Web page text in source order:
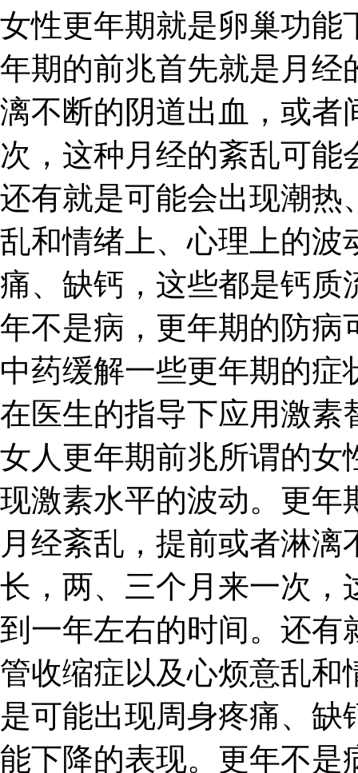
女性更年期就是卵巢功能
年期的前兆首先就是月经
漓不断的阴道出血，或者
次，这种月经的紊乱可
还有就是可能会出现潮热
乱和情绪上、心理上的波
痛、缺钙，这些都是钙质
年不是病，更年期的防病
中药缓解一些更年期的
在医生的指导下应用激
女人更年期前兆所谓的女
现激素水平的波动。更年
月经紊乱，提前或者淋
长，两、三个月来一次，
到一年左右的时间。还有
管收缩症以及心烦意乱和
是可能出现周身疼痛、
能下降的表现。更年不是